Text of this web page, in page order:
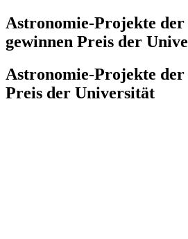
Astronomie-Projekte
gewinnen Preis der
Astronomie-Projekte
Preis der Universität